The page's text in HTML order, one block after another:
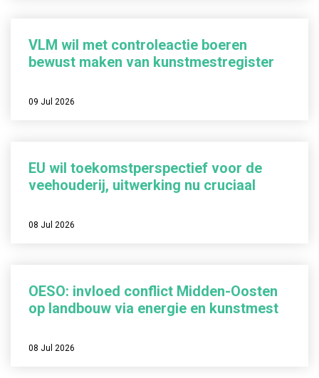
VLM wil met controleactie boeren
bewust maken van kunstmestregister
09 Jul 2026
EU wil toekomstperspectief voor de
veehouderij, uitwerking nu cruciaal
08 Jul 2026
OESO: invloed conflict Midden-Oosten
op landbouw via energie en kunstmest
08 Jul 2026